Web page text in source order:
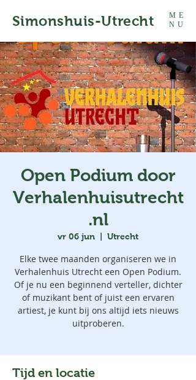
ME
NU
Simonshuis-Utrecht
Open Podium door
Verhalenhuisutrecht
.nl
vr 06 jun Utrecht
Elke twee maanden organiseren we in
Verhalenhuis Utrecht een Open Podium.
Of je nu een beginnend verteller, dichter
of muzikant bent of juist een ervaren
artiest, je kunt bij ons altijd iets nieuws
uitproberen.
Tijd en locatie